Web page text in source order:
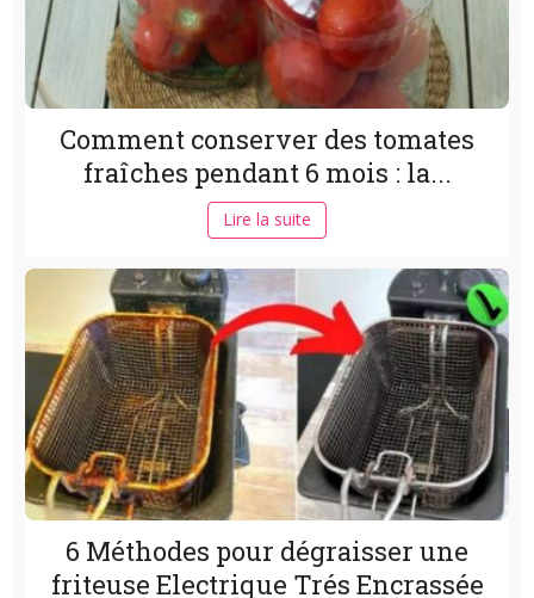
Comment conserver des tomates
fraîches pendant 6 mois : la...
Lire la suite
6 Méthodes pour dégraisser une
friteuse Electrique Trés Encrassée